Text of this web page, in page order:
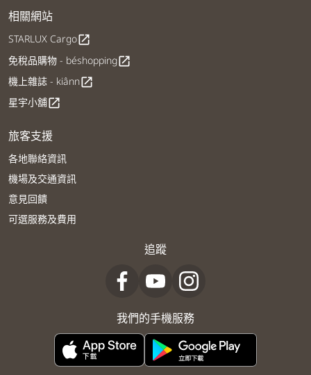
相關網站
STARLUX Cargoopen_in_new
免稅品購物 - béshoppingopen_in_new
機上雜誌 - kiânnopen_in_new
星宇小舖open_in_new
旅客支援
各地聯絡資訊
機場及交通資訊
意見回饋
可選服務及費用
追蹤
我們的手機服務